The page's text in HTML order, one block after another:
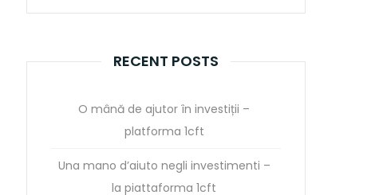
RECENT POSTS
O mână de ajutor în investiții –
platforma 1cft
Una mano d’aiuto negli investimenti –
la piattaforma 1cft